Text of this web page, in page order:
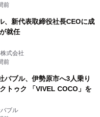
前
、新代表取締役社長CEOに成
就任
式会社
前
バブル、伊勢原市へ3人乗り
トゥク 「VIVEL COCO」を
ブル